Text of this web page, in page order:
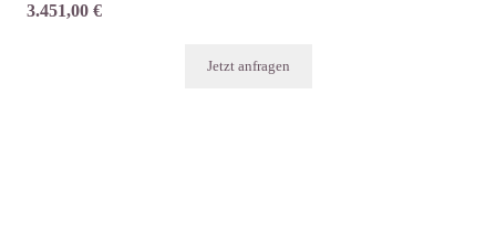
3.451,00 €
Jetzt anfragen